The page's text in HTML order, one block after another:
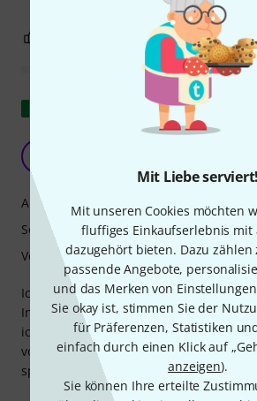
Mit Liebe serviert!
Mit unseren Cookies möchten
fluffiges Einkaufserlebnis mit
dazugehört bieten. Dazu zählen
passende Angebote,
und das Merken von
Sie okay ist, stimmen Sie der
für Präferenzen, Statistiken
einfach durch einen Klick auf
anzeigen).
Sie können Ihre erteilte
BEWERTUNG MELDEN
Original zeigen
Ich suchte nach einem Mundstück, mit
Intensität der hohen Töne etwas
ich habe es gefunden: einen wirklich
vollen Klang. Wenn man es aber noch
spielt, lassen sich damit großartige
Ansprache
Sound
Verarbeitung